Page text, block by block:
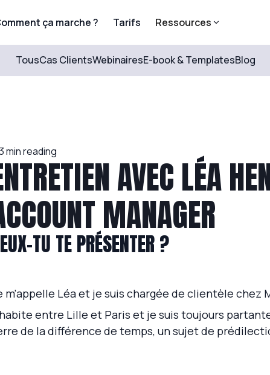
ça marche ? Tarifs Ressources
TousCas ClientsWebinairesE-book & TemplatesBlog
min reading
AVEC LÉA
MANAGER
TU TE PRÉSENTER ?
m'appelle Léa et je suis chargée de clientèle chez
entre Lille et Paris et je suis toujours
de la différence de temps, un sujet de